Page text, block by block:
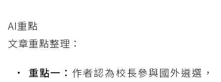
AI重點
文章重點整理：
重點一： 作者認為校長參與國外遴選，